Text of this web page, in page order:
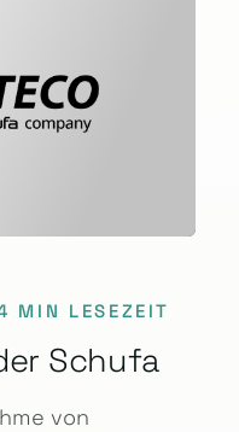
MIN LESEZEIT
Schufa
von